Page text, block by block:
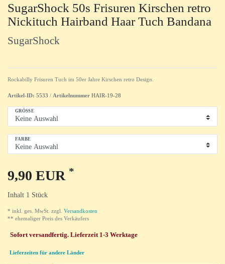
SugarShock 50s Frisuren Kirschen retro
Nickituch Hairband Haar Tuch Bandana
SugarShock
Rockabilly Frisuren Tuch im 50er Jahre Kirschen retro Design.
Artikel-ID: 5533 / Artikelnummer HAIR-19-28
GRÖSSE
FARBE
9,90 EUR *
Inhalt 1 Stück
* inkl. ges. MwSt. zzgl.
Versandkosten
** ehemaliger Preis des Verkäufers
Sofort versandfertig. Lieferzeit 1-3 Werktage
Lieferzeiten für andere Länder